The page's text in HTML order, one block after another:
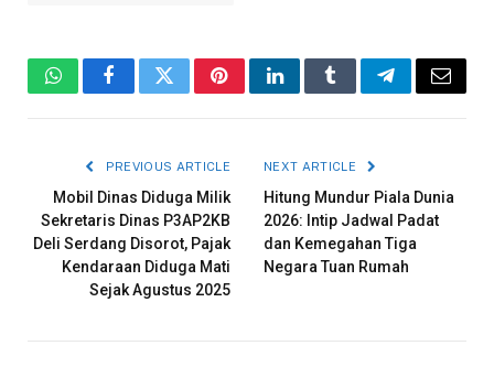
WhatsAppFacebookTwitterPinterestLinkedInTumblrTelegramEmail
PREVIOUS ARTICLE
Mobil Dinas Diduga Milik
Sekretaris Dinas P3AP2KB
Deli Serdang Disorot, Pajak
Kendaraan Diduga Mati
Sejak Agustus 2025
NEXT ARTICLE
Hitung Mundur Piala Dunia
2026: Intip Jadwal Padat
dan Kemegahan Tiga
Negara Tuan Rumah